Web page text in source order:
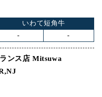
いわて短角牛
-
-
ンス店 Mitsuwa